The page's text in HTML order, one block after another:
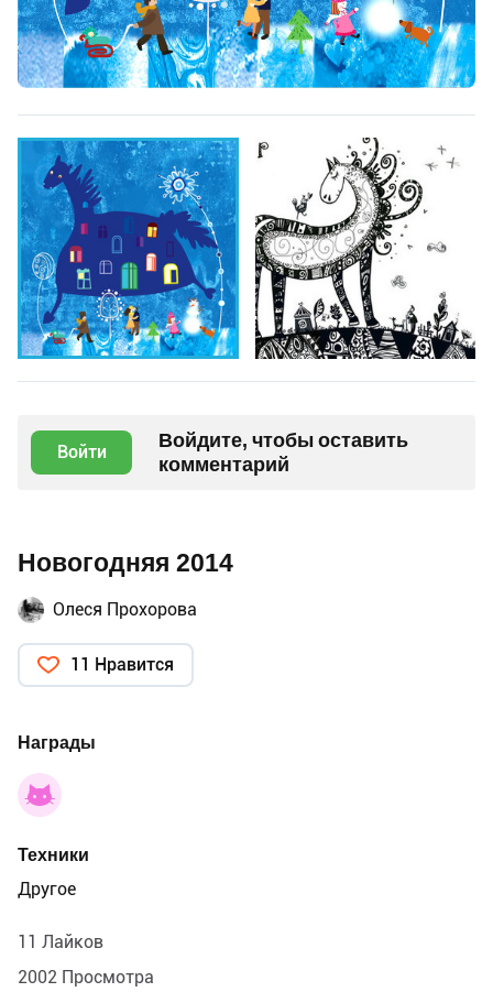
Войти
Войдите, чтобы оставить
комментарий
Новогодняя 2014
Олеся Прохорова
11 Нравится
Награды
Техники
Другое
11 Лайков
2002 Просмотра